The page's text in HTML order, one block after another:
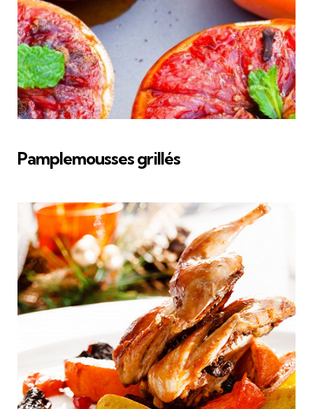
Pamplemousses grillés